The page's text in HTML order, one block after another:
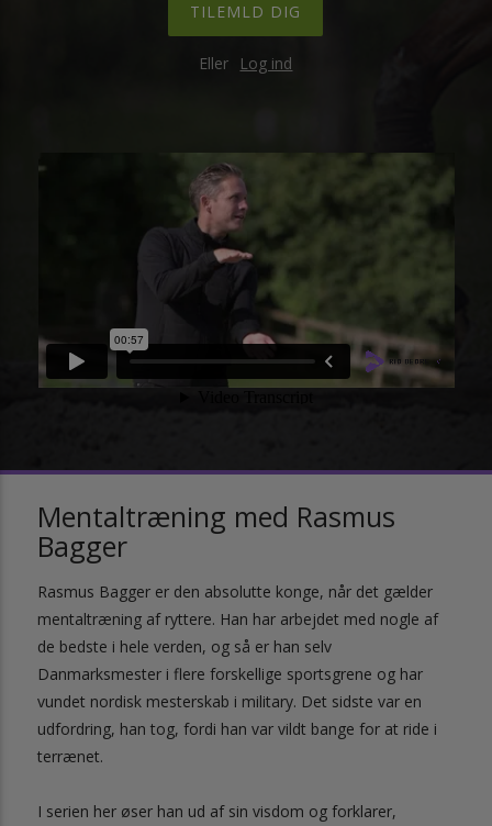
TILEMLD DIG
Eller Log ind
Mentaltræning med Rasmus
Bagger
Rasmus Bagger er den absolutte konge, når det gælder
mentaltræning af ryttere. Han har arbejdet med nogle af
de bedste i hele verden, og så er han selv
Danmarksmester i flere forskellige sportsgrene og har
vundet nordisk mesterskab i military. Det sidste var en
udfordring, han tog, fordi han var vildt bange for at ride i
terrænet.
I serien her øser han ud af sin visdom og forklarer,